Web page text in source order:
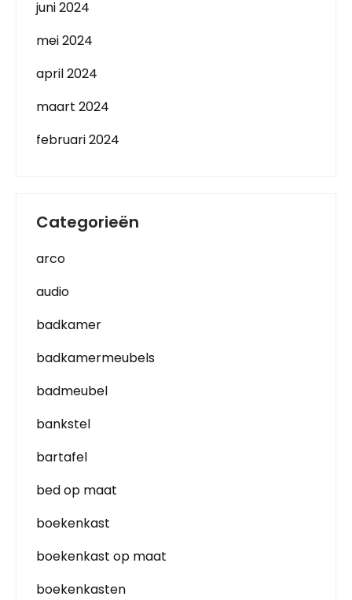
juni 2024
mei 2024
april 2024
maart 2024
februari 2024
Categorieën
arco
audio
badkamer
badkamermeubels
badmeubel
bankstel
bartafel
bed op maat
boekenkast
boekenkast op maat
boekenkasten